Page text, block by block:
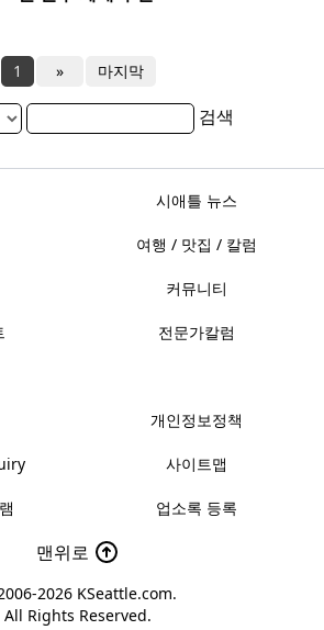
1 » 마지막
검색
시애틀 뉴스
여행 / 맛집 / 칼럼
커뮤니티
전문가칼럼
개인정보정책
사이트맵
업소록 등록
맨위로
2026 KSeattle.com.
All Rights Reserved.